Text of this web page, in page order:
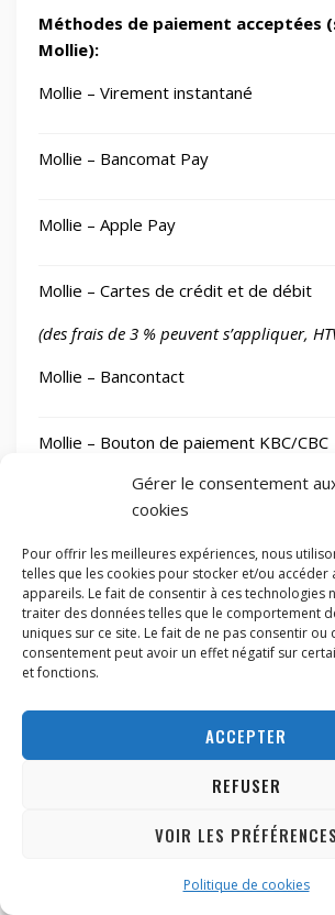
Gérer le consentement
cookies
Pour offrir les meilleures expériences, nous
telles que les cookies pour stocker et/ou accéder
appareils. Le fait de consentir à ces technologies
traiter des données telles que le comportement
uniques sur ce site. Le fait de ne pas consentir ou
consentement peut avoir un effet négatif sur
et fonctions.
ACCEPTER
REFUSER
VOIR LES PRÉFÉRENCES
Politique de cookies
Méthodes de paiement acceptées
Mollie):
Mollie – Virement instantané
Mollie – Bancomat Pay
Mollie – Apple Pay
Mollie – Cartes de crédit et de débit
(des frais de 3 % peuvent s’appliquer,
Mollie – Bancontact
Mollie – Bouton de paiement KBC/CBC
Mollie – Bouton de paiement Belfius
Mollie – iDEAL
Besoin
Appelez-
Mentions légales & Droit de
Photos non contractuelles– Visuels